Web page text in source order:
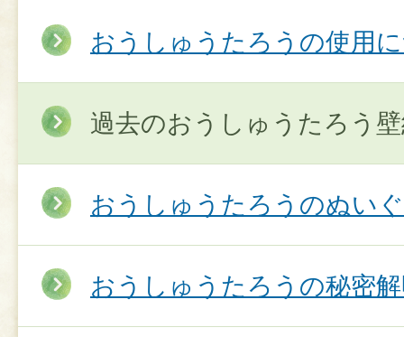
おうしゅうたろうの使用
過去のおうしゅうたろう
おうしゅうたろうのぬい
おうしゅうたろうの秘密